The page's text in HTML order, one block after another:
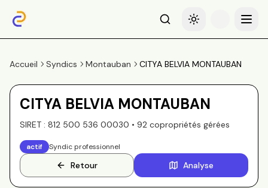
RechercheBasculer le thème
Menu
Accueil Syndics Montauban CITYA BELVIA MONTAUBAN
CITYA BELVIA MONTAUBAN
SIRET : 812 500 536 00030 • 92 copropriétés gérées
actif Syndic professionnel
Retour Analyse